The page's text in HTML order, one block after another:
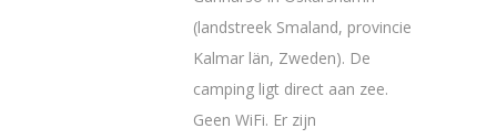
(landstreek Smaland, provincie
Kalmar län, Zweden). De
camping ligt direct aan zee.
Geen WiFi. Er zijn